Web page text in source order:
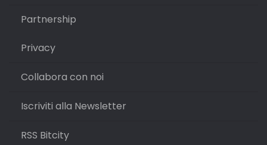
Partnership
Privacy
Collabora con noi
Iscriviti alla Newsletter
RSS Bitcity